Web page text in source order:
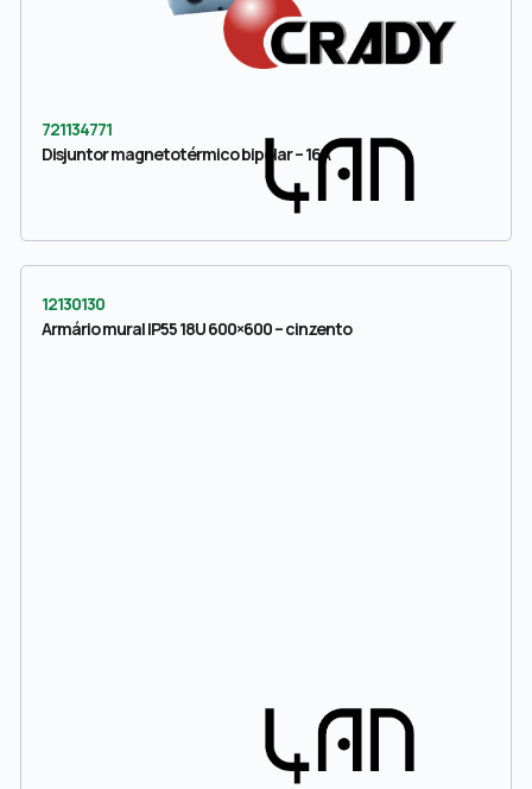
721134771
Disjuntor magnetotérmico bipolar – 16A
12130130
Armário mural IP55 18U 600×600 – cinzento